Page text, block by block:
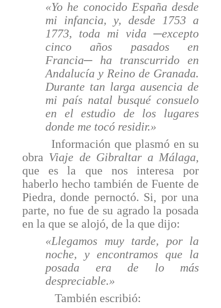
«Yo he conocido España desde
mi infancia, y, desde 1753 a
1773, toda mi vida ─excepto
cinco años pasados en
Francia─ ha transcurrido en
Andalucía y Reino de Granada.
Durante tan larga ausencia de
mi país natal busqué consuelo
en el estudio de los lugares
donde me tocó residir.»
Información que plasmó en su
obra Viaje de Gibraltar a Málaga,
que es la que nos interesa por
haberlo hecho también de Fuente de
Piedra, donde pernoctó. Si, por una
parte, no fue de su agrado la posada
en la que se alojó, de la que dijo:
«Llegamos muy tarde, por la
noche, y encontra­mos que la
posada era de lo más
despreciable.»
También escribió: